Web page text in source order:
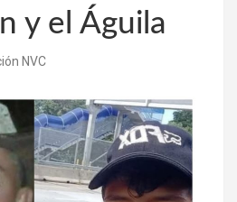
y el Águila
NVC